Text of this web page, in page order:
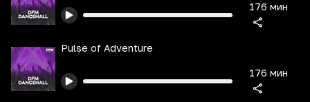
176 мин
Pulse of Adventure
176 мин